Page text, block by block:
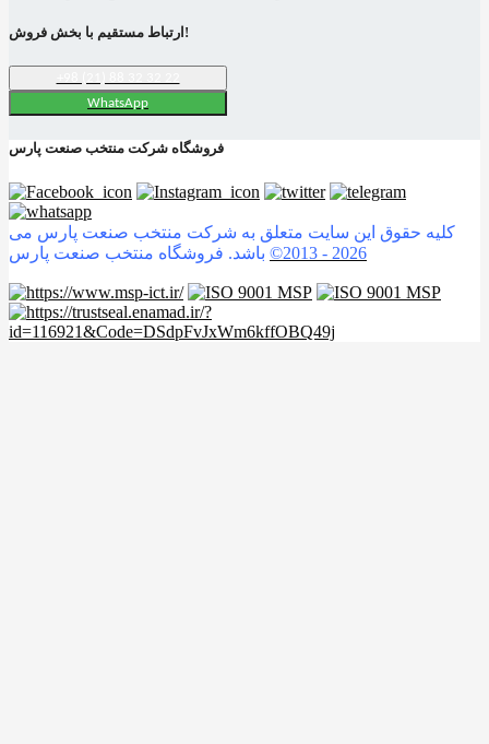
ارتباط مستقیم با بخش فروش!
WhatsApp
فروشگاه شرکت منتخب صنعت پارس
کلیه حقوق این سایت متعلق به شرکت منتخب صنعت پارس می
©2013 - 2026